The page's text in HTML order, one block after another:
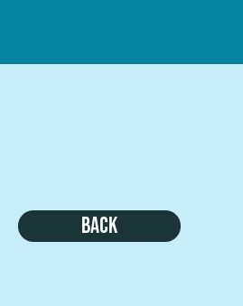
Back